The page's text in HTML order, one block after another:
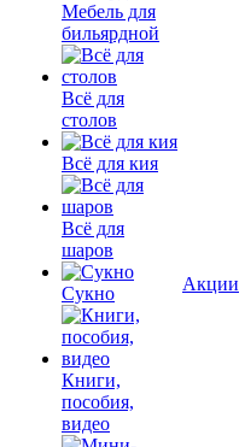
Мебель для
бильярдной
Всё для
столов
Всё для кия
Всё для
шаров
Сукно
Книги,
пособия,
видео
Акции